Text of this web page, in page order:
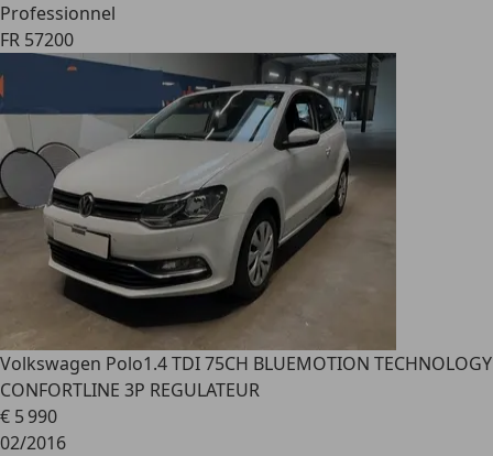
Professionnel
FR 57200
Volkswagen Polo1.4 TDI 75CH BLUEMOTION TECHNOLOGY
CONFORTLINE 3P REGULATEUR
€ 5 990
02/2016